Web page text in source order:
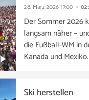
28. März 2026 17:00
Der Sommer 2026
langsam näher –
die Fußball-WM in
Kanada und
Ski herstellen